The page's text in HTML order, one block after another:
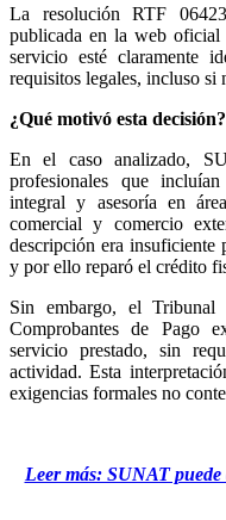
La resolución RTF
publicada en la web oficial
servicio esté claramente
requisitos legales, incluso si
¿Qué motivó esta decisión?
En el caso analizado,
profesionales que
integral y asesoría en
comercial y comercio
descripción era insuficiente
y por ello reparó el crédito
Sin embargo, el
Comprobantes de Pago
servicio prestado, sin
actividad. Esta
exigencias formales no
Leer más: SUNAT